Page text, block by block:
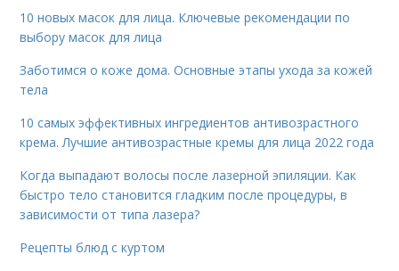
10 новых масок для лица. Ключевые рекомендации по
выбору масок для лица
Заботимся о коже дома. Основные этапы ухода за кожей
тела
10 самых эффективных ингредиентов антивозрастного
крема. Лучшие антивозрастные кремы для лица 2022 года
Когда выпадают волосы после лазерной эпиляции. Как
быстро тело становится гладким после процедуры, в
зависимости от типа лазера?
Рецепты блюд с куртом